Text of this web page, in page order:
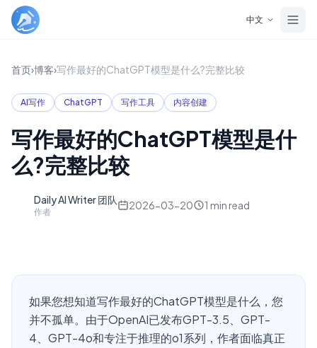
中文
首页›博客›写作最好的ChatGPT模型是什么?完整比较
AI写作 ChatGPT 写作工具 内容创建
写作最好的ChatGPT模型是什
么?完整比较
Daily AI Writer 团队
作者
2026-03-20 1 min read
如果您想知道写作最好的ChatGPT模型是什么，您
并不孤单。由于OpenAI已发布GPT-3.5、GPT-
4、GPT-4o和专注于推理的o1系列，作者面临真正